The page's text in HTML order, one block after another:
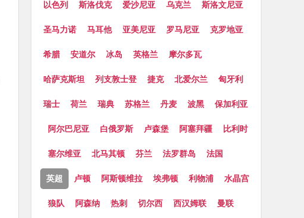
以色列 斯洛伐克 爱沙尼亚 乌克兰 斯洛文尼亚
圣马力诺 马耳他 亚美尼亚 罗马尼亚 克罗地亚
希腊 安道尔 冰岛 英格兰 摩尔多瓦
哈萨克斯坦 列支敦士登 捷克 北爱尔兰 匈牙利
瑞士 荷兰 瑞典 苏格兰 丹麦 波黑 保加利亚
阿尔巴尼亚 白俄罗斯 卢森堡 阿塞拜疆 比利时
塞尔维亚 北马其顿 芬兰 法罗群岛 法国
英超 卢顿 阿斯顿维拉 埃弗顿 利物浦 水晶宫
狼队 阿森纳 热刺 切尔西 西汉姆联 曼联